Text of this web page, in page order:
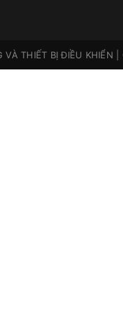
THIẾT BỊ ĐIỀU KHIỂN